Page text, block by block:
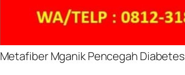
Metafiber Mganik Pencegah Diabetes